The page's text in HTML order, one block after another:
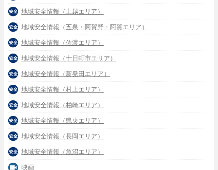
地域安全情報（上越エリア）
地域安全情報（五泉・阿賀野・阿賀エリア）
地域安全情報（佐渡エリア）
地域安全情報（十日町市エリア）
地域安全情報（新発田エリア）
地域安全情報（村上エリア）
地域安全情報（柏崎エリア）
地域安全情報（県央エリア）
地域安全情報（長岡エリア）
地域安全情報（魚沼エリア）
映画